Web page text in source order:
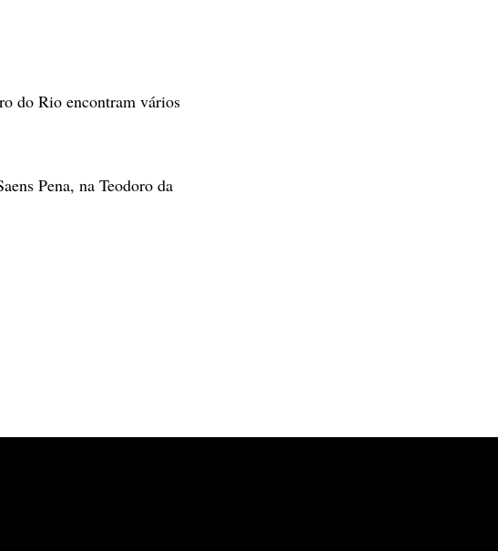
do Rio encontram vários
Pena, na Teodoro da